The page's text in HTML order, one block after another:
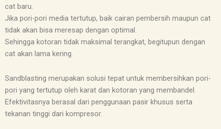
cat baru.
Jika pori-pori media tertutup, baik cairan pembersih maupun cat
tidak akan bisa meresap dengan optimal.
Sehingga kotoran tidak maksimal terangkat, begitupun dengan
cat akan lama kering.
Sandblasting merupakan solusi tepat untuk membersihkan pori-
pori yang tertutup oleh karat dan kotoran yang membandel.
Efektivitasnya berasal dari penggunaan pasir khusus serta
tekanan tinggi dari kompresor.